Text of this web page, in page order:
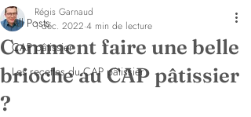
All Posts
CAP pâtissier
Les recettes du CAP pâtissier
Comment faire une belle
brioche au CAP pâtissier
?
Régis Garnaud
1 déc. 2022 4 min de lecture